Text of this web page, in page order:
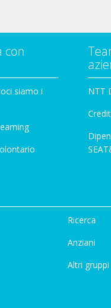
con
siamo i
NTT
Ricerca
Anziani
Altri gruppi